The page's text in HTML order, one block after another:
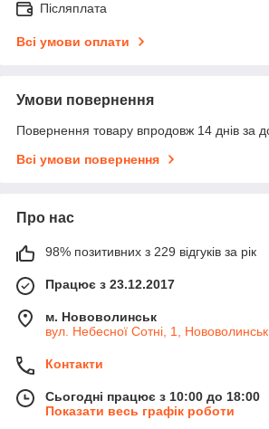
Післяплата
Всі умови оплати
Умови повернення
Повернення товару впродовж 14 днів за
Всі умови повернення
Про нас
98% позитивних з 229 відгуків за рік
Працює з 23.12.2017
м. Нововолинськ
вул. Небесної Сотні, 1,
Контакти
Сьогодні працює з 10:00 до 18:00
Показати весь графік роботи